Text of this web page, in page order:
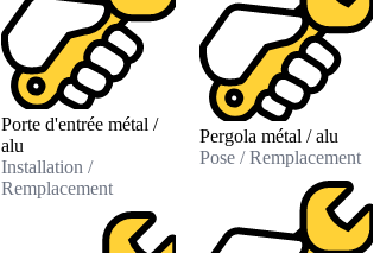
Porte d'entrée métal /
alu
Installation /
Remplacement
Pergola métal / alu
Pose / Remplacement